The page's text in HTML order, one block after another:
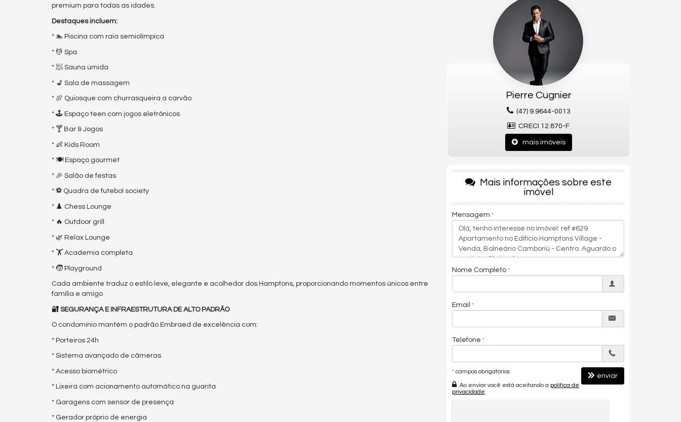
premium para todas as idades.
Destaques incluem:
* 🏊 Piscina com raia semiolímpica
* 💆 Spa
* 🧖 Sauna úmida
* 💺 Sala de massagem
* 🍖 Quiosque com churrasqueira a carvão
* 🕹️ Espaço teen com jogos eletrônicos
* 🍸 Bar & Jogos
* 👶 Kids Room
* 🍽️ Espaço gourmet
* 🎉 Salão de festas
* ⚽ Quadra de futebol society
* ♟️ Chess Lounge
* 🔥 Outdoor grill
* 🌿 Relax Lounge
* 🏋️ Academia completa
* 🧒 Playground
Cada ambiente traduz o estilo leve, elegante e acolhedor dos Hamptons, proporcionando momentos únicos entre
família e amigo
🔐 SEGURANÇA E INFRAESTRUTURA DE ALTO PADRÃO
O condomínio mantém o padrão Embraed de excelência com:
* Porteiros 24h
* Sistema avançado de câmeras
* Acesso biométrico
* Lixeira com acionamento automático na guarita
* Garagens com sensor de presença
* Gerador próprio de energia
Pierre Cugnier
(47) 9.9644-0013
CRECI 12.870-F
mais imóveis
Mais informações sobre este
imóvel
Mensagem
Nome Completo
Email
Telefone
* campos obrigatórios
Ao enviar você está aceitando a política de
privacidade
enviar